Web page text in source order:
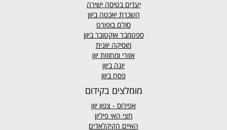
יעדים בטיסה ישירה
השכרת יאכטה ביוון
סולם בופורט
ספטמבר אוקטובר ביוון
מוסיקה יוונית
אזורי ומחוזות יוון
יוגה ביוון
פסח ביוון
מומלצים בקידום
אפירוס - צפון יוון
חצי האי פיליון
האיים הקיקלאדים